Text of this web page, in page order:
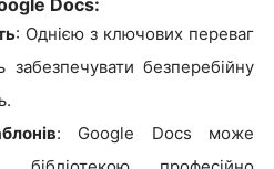
Docs:
: Однією з ключових переваг
забезпечувати безперебійну
: Google Docs може